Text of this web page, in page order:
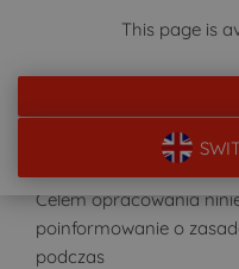
Polityka Prywatności
Celem opracowania
poinformowanie o
podczas
This page is